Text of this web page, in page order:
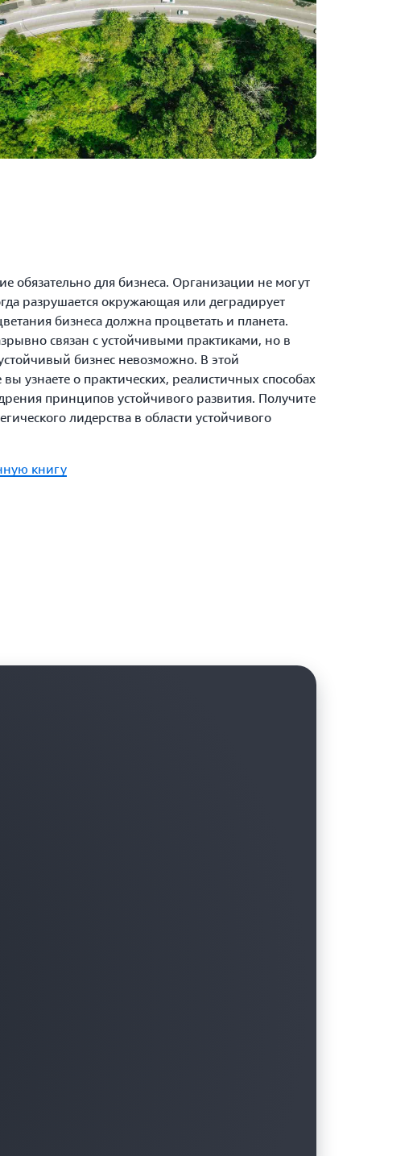
обязательно для бизнеса. Организации не могут
разрушается окружающая или деградирует
бизнеса должна процветать и планета.
связан с устойчивыми практиками, но в
бизнес невозможно. В этой
узнаете о практических, реалистичных способах
принципов устойчивого развития. Получите
лидерства в области устойчивого
книгу